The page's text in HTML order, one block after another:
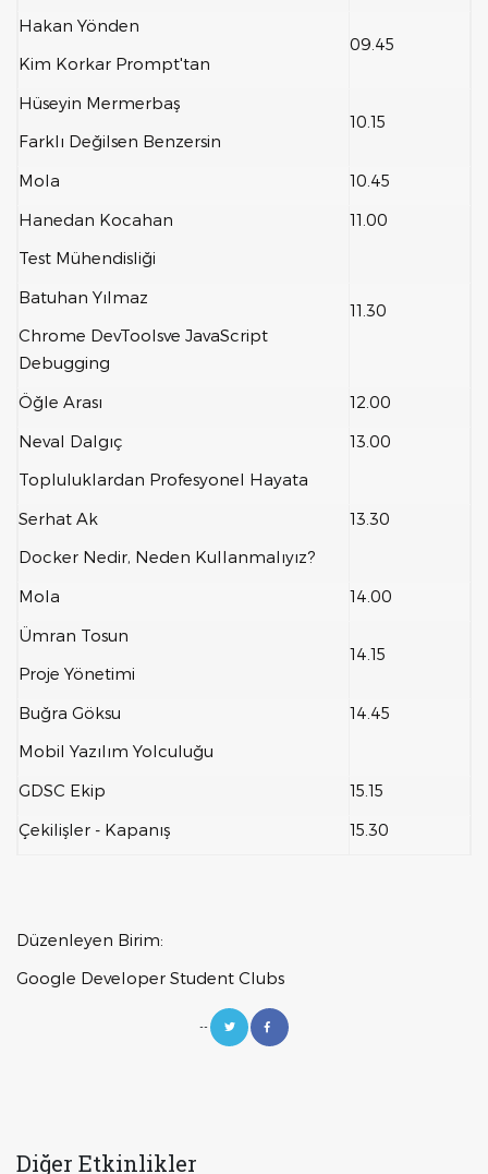
Hakan Yönden
Kim Korkar Prompt'tan
09.45
Hüseyin Mermerbaş
Farklı Değilsen Benzersin
10.15
Mola
10.45
Hanedan Kocahan
Test Mühendisliği
11.00
Batuhan Yılmaz
Chrome DevToolsve JavaScript
Debugging
11.30
Öğle Arası
12.00
Neval Dalgıç
Topluluklardan Profesyonel Hayata
13.00
Serhat Ak
Docker Nedir, Neden Kullanmalıyız?
13.30
Mola
14.00
Ümran Tosun
Proje Yönetimi
14.15
Buğra Göksu
Mobil Yazılım Yolculuğu
14.45
GDSC Ekip
15.15
Çekilişler - Kapanış
15.30
Düzenleyen Birim:
Google Developer Student Clubs
--
Diğer Etkinlikler